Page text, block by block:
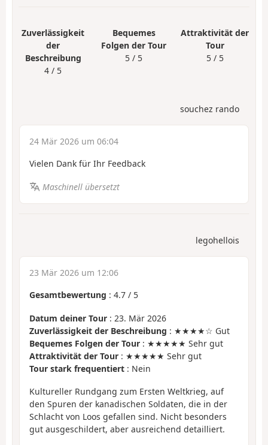
Zuverlässigkeit
der
Beschreibung
4 / 5
Bequemes
Folgen der Tour
5 / 5
Attraktivität der
Tour
5 / 5
souchez rando
24 Mär 2026 um 06:04
Vielen Dank für Ihr Feedback
Maschinell übersetzt
legohellois
23 Mär 2026 um 12:06
Gesamtbewertung : 4.7 / 5
Datum deiner Tour : 23. Mär 2026
Zuverlässigkeit der Beschreibung : ★★★★☆ Gut
Bequemes Folgen der Tour : ★★★★★ Sehr gut
Attraktivität der Tour : ★★★★★ Sehr gut
Tour stark frequentiert : Nein
Kultureller Rundgang zum Ersten Weltkrieg, auf
den Spuren der kanadischen Soldaten, die in der
Schlacht von Loos gefallen sind. Nicht besonders
gut ausgeschildert, aber ausreichend detailliert.